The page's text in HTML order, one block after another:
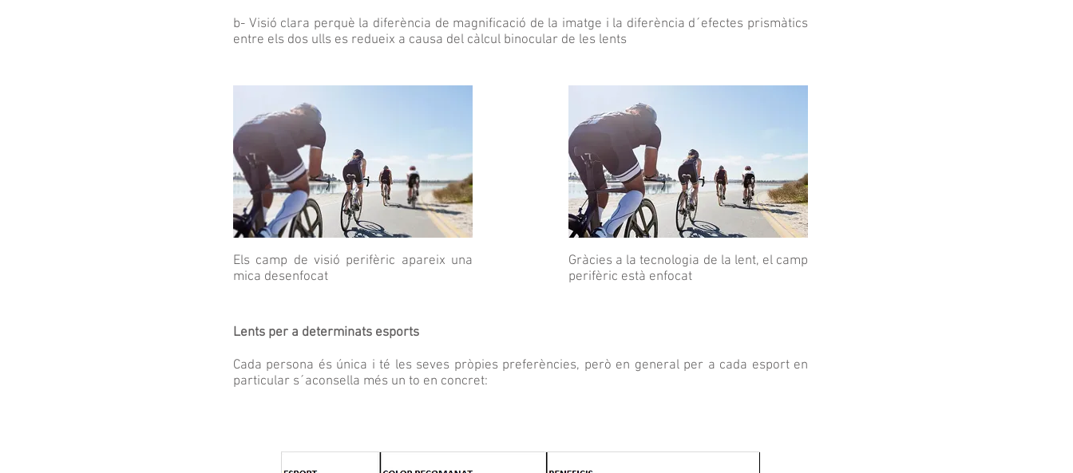
b- Visió clara perquè la diferència de magnificació de la imatge i la diferència d´efectes prismàtics
entre els dos ulls es redueix a causa del càlcul binocular de les lents
Els camp de visió perifèric apareix una
mica desenfocat
Gràcies a la tecnologia de la lent, el camp
perifèric està enfocat
Lents per a determinats esports
Cada persona és única i té les seves pròpies preferències, però en general per a cada esport en
particular s´aconsella més un to en concret: